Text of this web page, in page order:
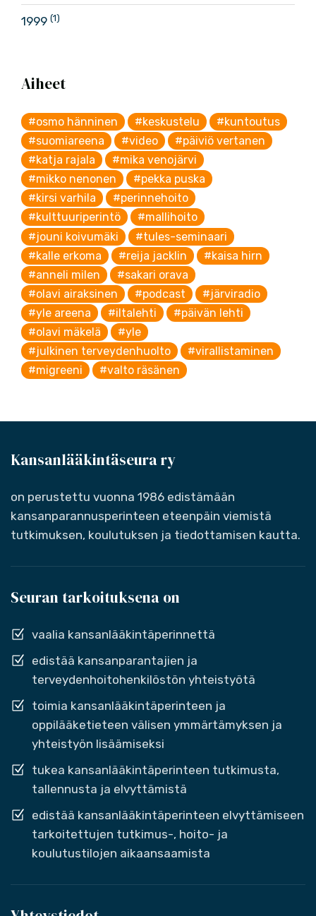
1999 (1)
Aiheet
#osmo hänninen #keskustelu
#kuntoutus
#suomiareena
#video
#päiviö vertanen
#katja rajala
#mika venojärvi
#mikko nenonen
#pekka puska
#kirsi varhila
#perinnehoito
#kulttuuriperintö
#mallihoito
#jouni koivumäki
#tules-seminaari
#kalle erkoma
#reija jacklin
#kaisa hirn
#anneli milen
#sakari orava
#olavi airaksinen
#podcast
#järviradio
#yle areena
#iltalehti
#päivän lehti
#olavi mäkelä
#yle
#julkinen terveydenhuolto
#virallistaminen
#migreeni
#valto räsänen
Kansanlääkintäseura ry
on perustettu vuonna 1986 edistämään
kansanparannusperinteen eteenpäin viemistä
tutkimuksen, koulutuksen ja tiedottamisen kautta.
Seuran tarkoituksena on
vaalia kansanlääkintäperinnettä
edistää kansanparantajien ja
terveydenhoitohenkilöstön yhteistyötä
toimia kansanlääkintäperinteen ja
oppilääketieteen välisen ymmärtämyksen ja
yhteistyön lisäämiseksi
tukea kansanlääkintäperinteen tutkimusta,
tallennusta ja elvyttämistä
edistää kansanlääkintäperinteen elvyttämiseen
tarkoitettujen tutkimus-, hoito- ja
koulutustilojen aikaansaamista